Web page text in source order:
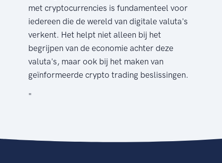
met cryptocurrencies is fundamenteel voor
iedereen die de wereld van digitale valuta's
verkent. Het helpt niet alleen bij het
begrijpen van de economie achter deze
valuta's, maar ook bij het maken van
geïnformeerde crypto trading beslissingen.
"